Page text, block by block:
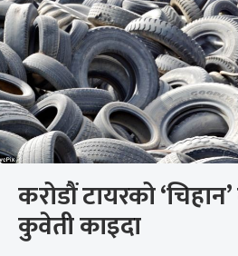
करोडौं टायरको
कुवेती काइदा